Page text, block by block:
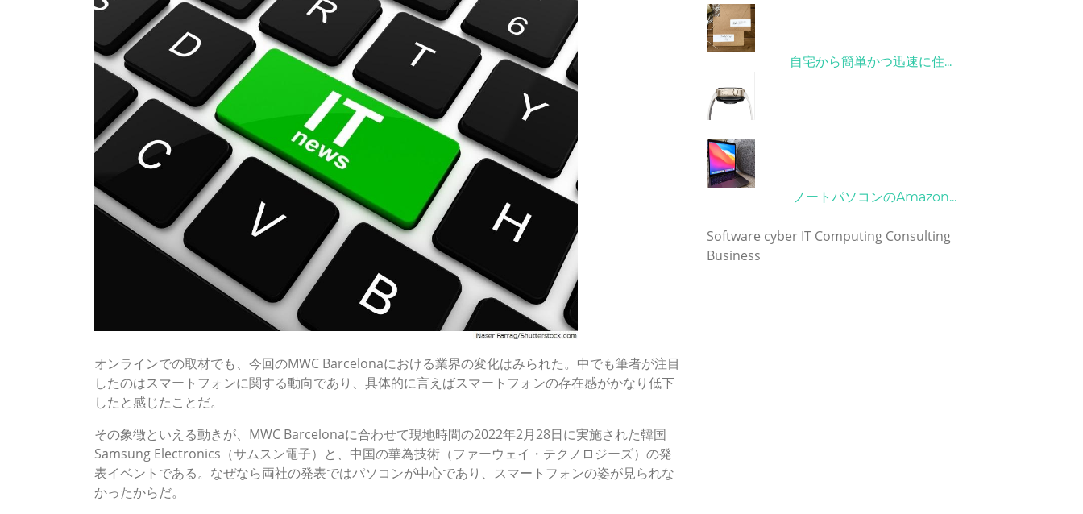
オンラインでの取材でも、今回のMWC Barcelonaにおける業界の変化はみられた。中でも筆者が注目
したのはスマートフォンに関する動向であり、具体的に言えばスマートフォンの存在感がかなり低下
したと感じたことだ。
その象徴といえる動きが、MWC Barcelonaに合わせて現地時間の2022年2月28日に実施された韓国
Samsung Electronics（サムスン電子）と、中国の華為技術（ファーウェイ・テクノロジーズ）の発
表イベントである。なぜなら両社の発表ではパソコンが中心であり、スマートフォンの姿が見られな
かったからだ。
自宅から簡単かつ迅速に住...
ノートパソコンのAmazon...
Software cyber IT Computing Consulting
Business